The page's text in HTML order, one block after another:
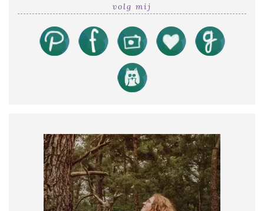
volg mij